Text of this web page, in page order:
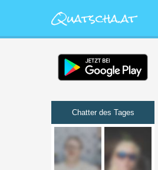
Chatter des Tages